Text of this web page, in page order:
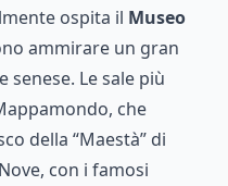
ospita il Museo
ammirare un gran
senese. Le sale più
che
della “Maestà” di
con i famosi